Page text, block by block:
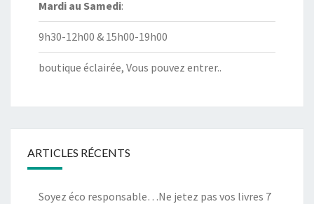
Mardi au Samedi:
9h30-12h00 & 15h00-19h00
boutique éclairée, Vous pouvez entrer..
ARTICLES RÉCENTS
Soyez éco responsable…Ne jetez pas vos livres 7